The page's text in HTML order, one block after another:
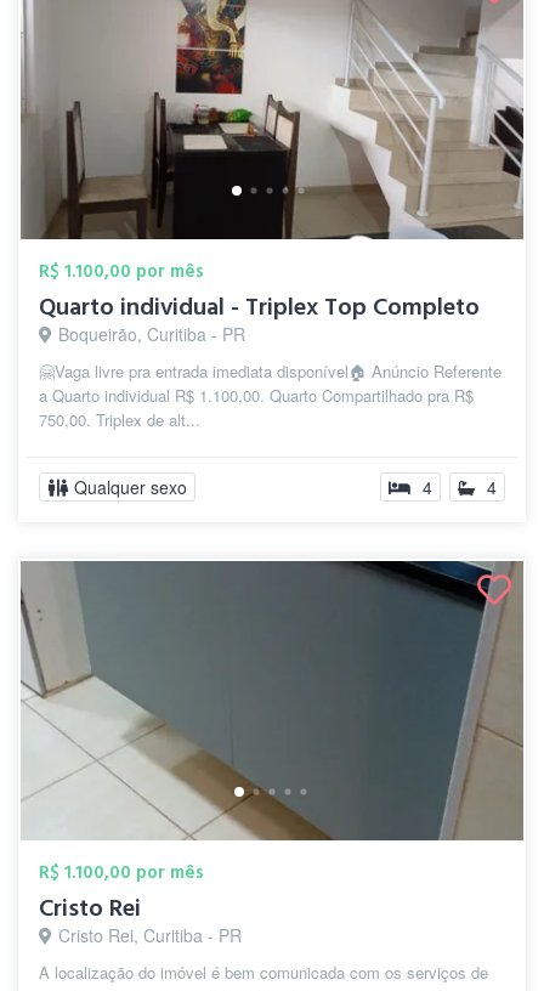
R$ 1.100,00 por mês
Quarto individual - Triplex Top Completo
Boqueirão, Curitiba - PR
🤗Vaga livre pra entrada imediata disponível🏠 Anúncio Referente
a Quarto individual R$ 1.100,00. Quarto Compartilhado pra R$
750,00. Triplex de alt...
Qualquer sexo 4 4
R$ 1.100,00 por mês
Cristo Rei
Cristo Rei, Curitiba - PR
A localização do imóvel é bem comunicada com os serviços de